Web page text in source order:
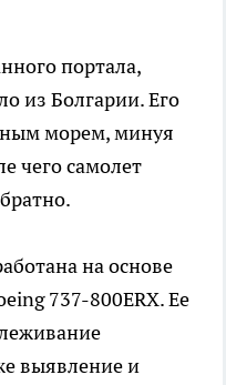
портала,
из Болгарии. Его
морем, минуя
чего самолет
на основе
737-800ERX. Ее
выявление и